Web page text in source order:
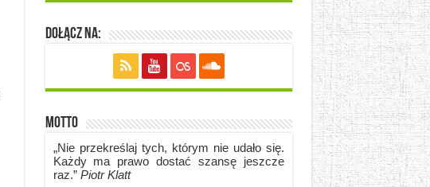
Dołącz na:
Motto
„Nie przekreślaj tych, którym nie udało się.
Każdy ma prawo dostać szansę jeszcze
raz.” Piotr Klatt